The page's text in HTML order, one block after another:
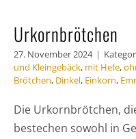
Urkornbrötchen
27. November 2024 |
und Kleingebäck, mit Hefe,
Brötchen, Dinkel, Einkorn,
Die Urkornbrötchen,
bestechen sowohl in